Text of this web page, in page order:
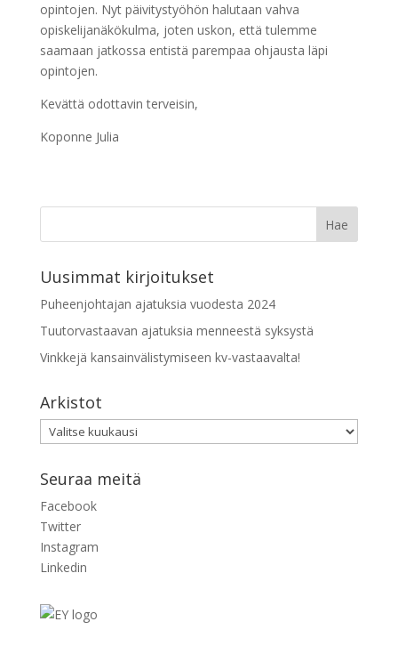
opintojen. Nyt päivitystyöhön halutaan vahva
opiskelijanäkökulma, joten uskon, että tulemme
saamaan jatkossa entistä parempaa ohjausta läpi
opintojen.
Kevättä odottavin terveisin,
Koponne Julia
Uusimmat kirjoitukset
Puheenjohtajan ajatuksia vuodesta 2024
Tuutorvastaavan ajatuksia menneestä syksystä
Vinkkejä kansainvälistymiseen kv-vastaavalta!
Arkistot
Arkistot
Seuraa meitä
Facebook
Twitter
Instagram
Linkedin